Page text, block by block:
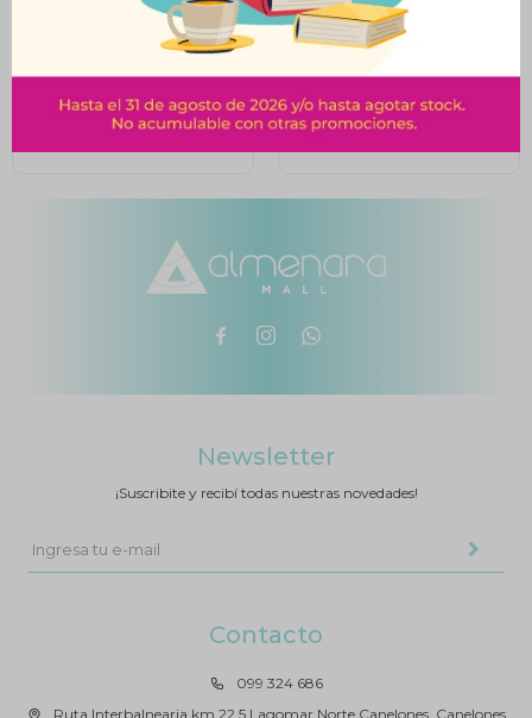
Los Milagros Existen Es Tiempo De Sanar-
$
  
Contacto
099 324 686
Ruta Interbalnearia km 22.5 Lagomar Norte Canelones, Canelones
Newsletter
¡Suscribite y recibí todas nuestras novedades!